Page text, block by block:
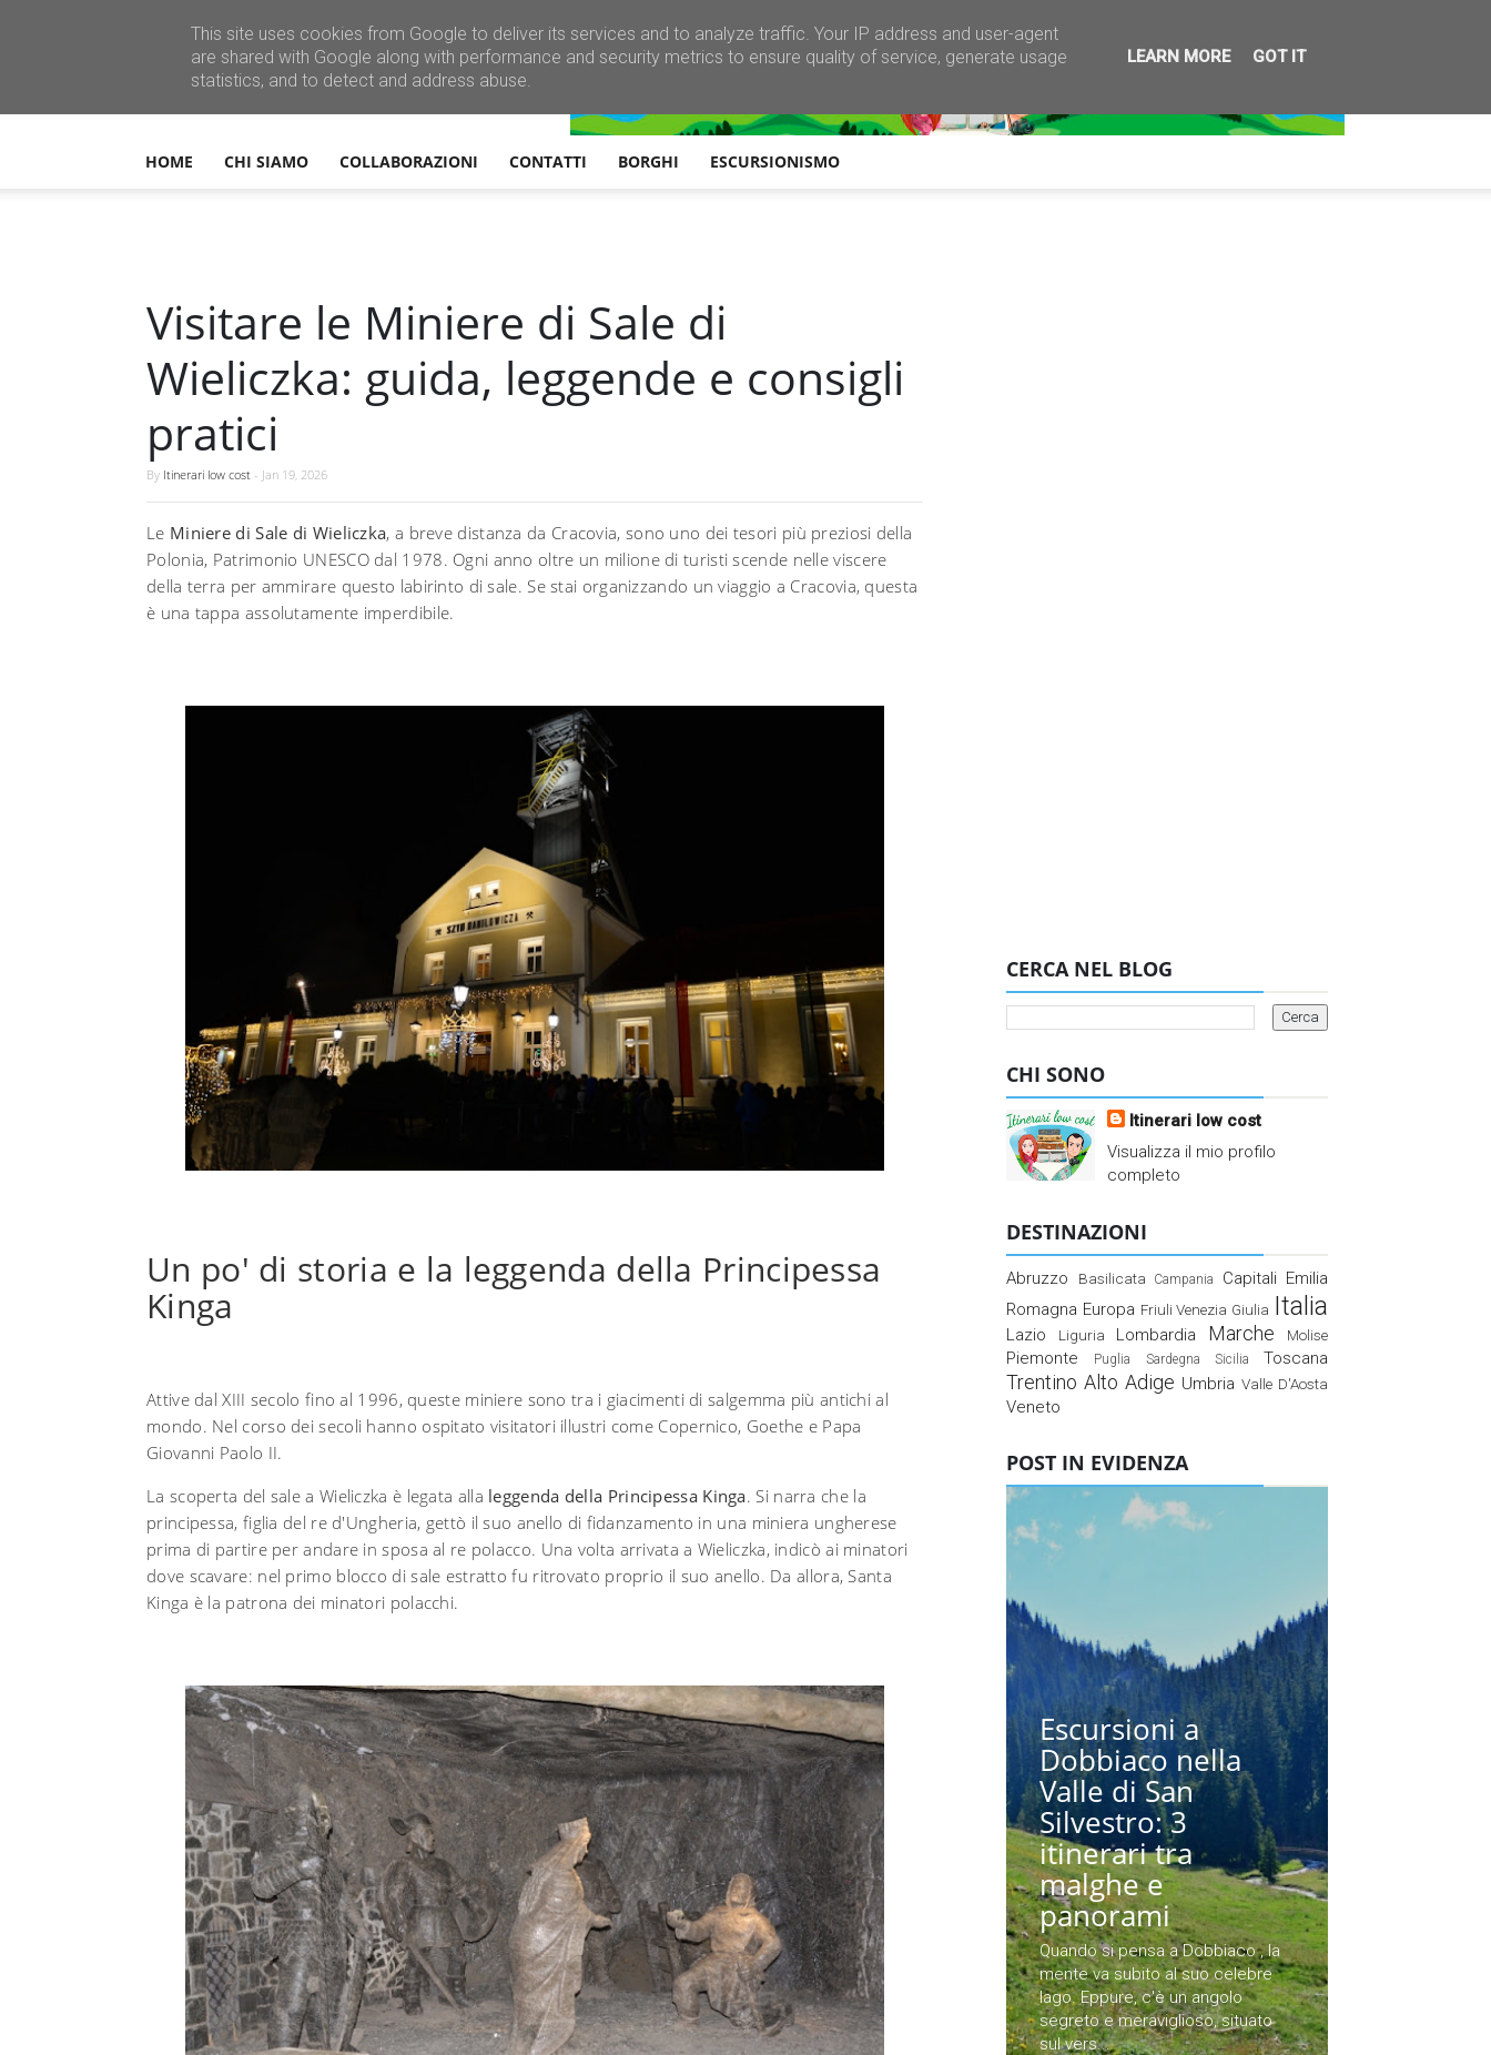
HOME CHI SIAMO COLLABORAZIONI CONTATTI BORGHI ESCURSIONISMO
Visitare le Miniere di Sale di
Wieliczka: guida, leggende e consigli
pratici
By Itinerari low cost - Jan 19, 2026
Le Miniere di Sale di Wieliczka, a breve distanza da Cracovia, sono uno dei tesori più preziosi della
Polonia, Patrimonio UNESCO dal 1978. Ogni anno oltre un milione di turisti scende nelle viscere
della terra per ammirare questo labirinto di sale. Se stai organizzando un viaggio a Cracovia, questa
è una tappa assolutamente imperdibile.
Un po' di storia e la leggenda della Principessa
Kinga
Attive dal XIII secolo fino al 1996, queste miniere sono tra i giacimenti di salgemma più antichi al
mondo. Nel corso dei secoli hanno ospitato visitatori illustri come Copernico, Goethe e Papa
Giovanni Paolo II.
La scoperta del sale a Wieliczka è legata alla leggenda della Principessa Kinga. Si narra che la
principessa, figlia del re d'Ungheria, gettò il suo anello di fidanzamento in una miniera ungherese
prima di partire per andare in sposa al re polacco. Una volta arrivata a Wieliczka, indicò ai minatori
dove scavare: nel primo blocco di sale estratto fu ritrovato proprio il suo anello. Da allora, Santa
Kinga è la patrona dei minatori polacchi.
CERCA NEL BLOG
CHI SONO
Itinerari low cost
Visualizza il mio profilo
completo
DESTINAZIONI
Abruzzo Basilicata Campania Capitali Emilia
Romagna Europa Friuli Venezia Giulia Italia
Lazio Liguria Lombardia Marche Molise
Piemonte Puglia Sardegna Sicilia Toscana
Trentino Alto Adige Umbria Valle D'Aosta
Veneto
POST IN EVIDENZA
Escursioni a
Dobbiaco nella
Valle di San
Silvestro: 3
itinerari tra
malghe e
panorami
Quando si pensa a Dobbiaco , la
mente va subito al suo celebre
lago. Eppure, c'è un angolo
segreto e meraviglioso, situato
sul vers...
This site uses cookies from Google to deliver its services and to analyze traffic. Your IP address and user-agent
are shared with Google along with performance and security metrics to ensure quality of service, generate usage
statistics, and to detect and address abuse.
LEARN MORE GOT IT